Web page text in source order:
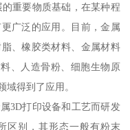
重要物质基础，在某种程
广泛的应用。目前，金属
、橡胶类材料、金属材料
、人造骨粉、细胞生物原
域得到了应用。
3D打印设备和工艺而研发
区别，其形态一般有粉末